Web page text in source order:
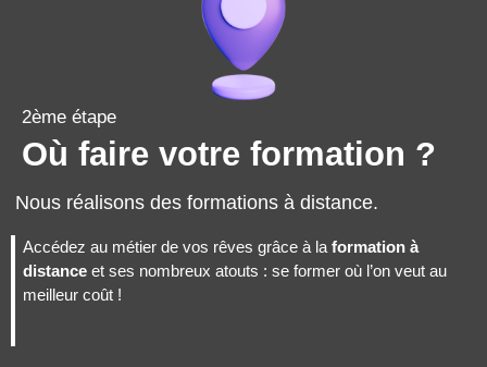
2ème étape
Où faire votre formation ?
Nous réalisons des formations à distance.
Accédez au métier de vos rêves grâce à la formation à
distance et ses nombreux atouts : se former où l’on veut au
meilleur coût !